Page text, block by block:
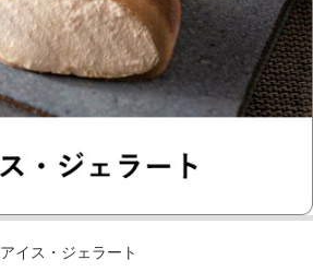
アイス・ジェラート